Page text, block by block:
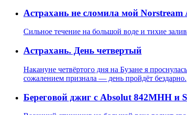
Астрахань не сломила мой Norstream
Сильное течение на большой воде и тихие
Астрахань. День четвертый
Накануне четвёртого дня на Бузане я
сожалением признала — день пройдёт бездарно.
Береговой джиг с Absolut 842MHH и